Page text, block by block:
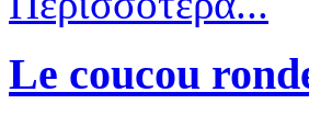
Le coucou